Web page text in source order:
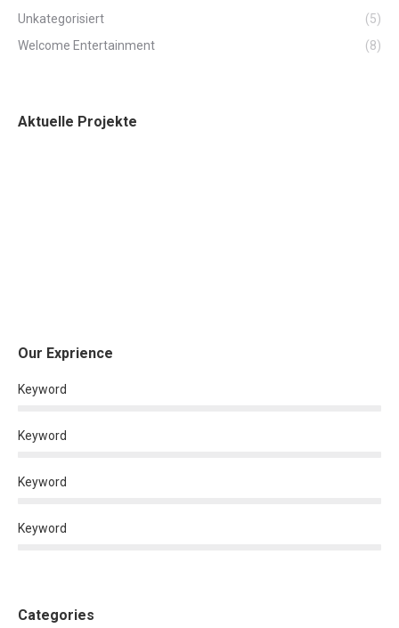
Unkategorisiert
(5)
Welcome Entertainment
(8)
Aktuelle Projekte
Our Exprience
Keyword
Keyword
Keyword
Keyword
Categories